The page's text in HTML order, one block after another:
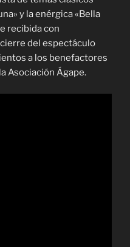
y la enérgica «Bella
recibida con
del espectáculo
a los benefactores
Asociación Ágape.